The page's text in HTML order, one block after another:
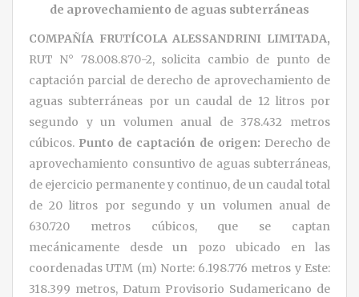
de aprovechamiento de aguas subterráneas
COMPAÑÍA FRUTÍCOLA ALESSANDRINI LIMITADA,
RUT N° 78.008.870-2, solicita cambio de punto de
captación parcial de derecho de aprovechamiento de
aguas subterráneas por un caudal de 12 litros por
segundo y un volumen anual de 378.432 metros
cúbicos. Punto de captación de origen: Derecho de
aprovechamiento consuntivo de aguas subterráneas,
de ejercicio permanente y continuo, de un caudal total
de 20 litros por segundo y un volumen anual de
630.720 metros cúbicos, que se captan
mecánicamente desde un pozo ubicado en las
coordenadas UTM (m) Norte: 6.198.776 metros y Este:
318.399 metros, Datum Provisorio Sudamericano de